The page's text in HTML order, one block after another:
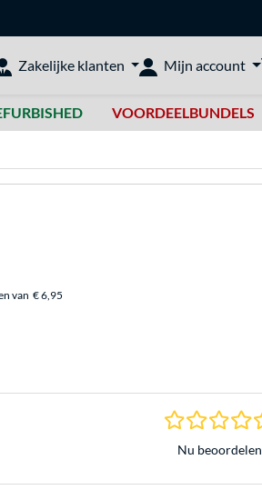
doorzoeken
Zakelijke klanten Mijn account
VOORDEELBUNDELS
van € 6,95
Nu beoordelen